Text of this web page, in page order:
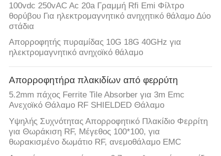
100vdc 250vAC Ac 20a Γραμμή Rfi Emi Φίλτρο
θορύβου Για ηλεκτρομαγνητικό ανηχητικό θάλαμο Δύο
στάδια
Απορροφητής πυραμίδας 10G 18G 40GHz για
ηλεκτρομαγνητικό ανηχοϊκό θάλαμο
Απορροφητήρα πλακιδίων από φερρύτη
5.2mm πάχος Ferrite Tile Absorber για 3m Emc
Ανεχοϊκό Θάλαμο RF SHIELDED Θάλαμο
Υψηλής Συχνότητας Απορροφητικό Πλακίδιο Φερρίτη
για Θωράκιση RF, Μέγεθος 100*100, για
θωρακισμένο δωμάτιο RF, ανεμοθάλαμο EMC